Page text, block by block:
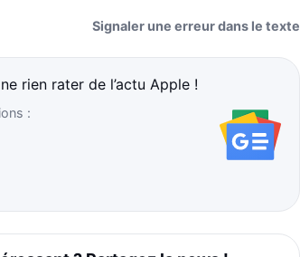
Signaler une erreur dans le texte
rien rater de l’actu Apple !
: